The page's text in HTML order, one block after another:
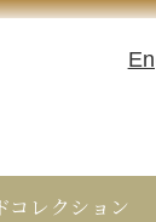
コレクション